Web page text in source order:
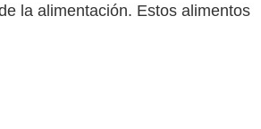
la alimentación. Estos alimentos